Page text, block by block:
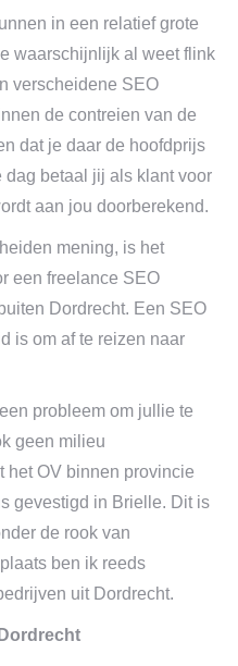
in een relatief grote
waarschijnlijk al weet flink
verscheidene SEO
de contreien van de
dat je daar de hoofdprijs
dag betaal jij als klant voor
aan jou doorberekend.
mening, is het
een freelance SEO
Dordrecht. Een SEO
is om af te reizen naar
probleem om jullie te
geen milieu
het OV binnen provincie
gevestigd in Brielle. Dit is
de rook van
ben ik reeds
uit Dordrecht.